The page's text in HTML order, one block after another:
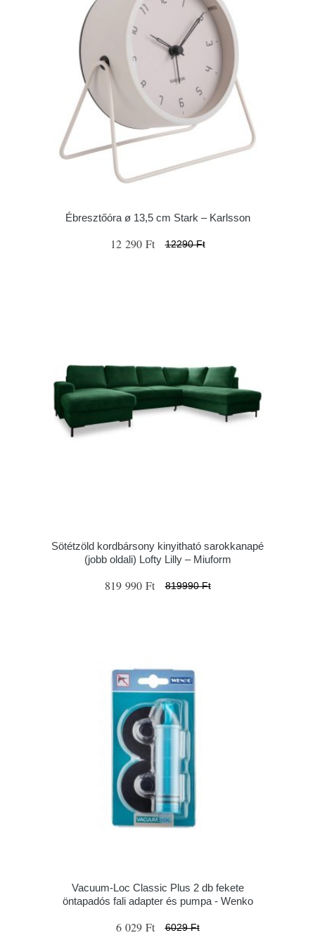
Ébresztőóra ø 13,5 cm Stark – Karlsson
12 290 Ft 12290 Ft
Sötétzöld kordbársony kinyitható sarokkanapé
(jobb oldali) Lofty Lilly – Miuform
819 990 Ft 819990 Ft
Vacuum-Loc Classic Plus 2 db fekete
öntapadós fali adapter és pumpa - Wenko
6 029 Ft 6029 Ft